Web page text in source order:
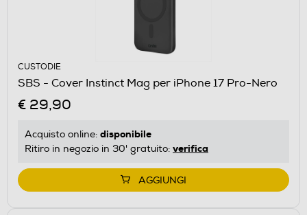
CUSTODIE
SBS - Cover Instinct Mag per iPhone 17 Pro-Nero
€ 29,90
Acquisto online: disponibile
Ritiro in negozio in 30' gratuito: verifica
AGGIUNGI